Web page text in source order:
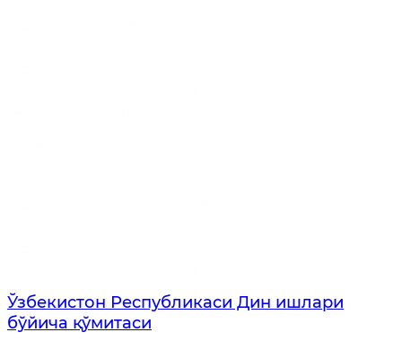
Ўзбекистон Республикаси Дин ишлари
бўйича қўмитаси